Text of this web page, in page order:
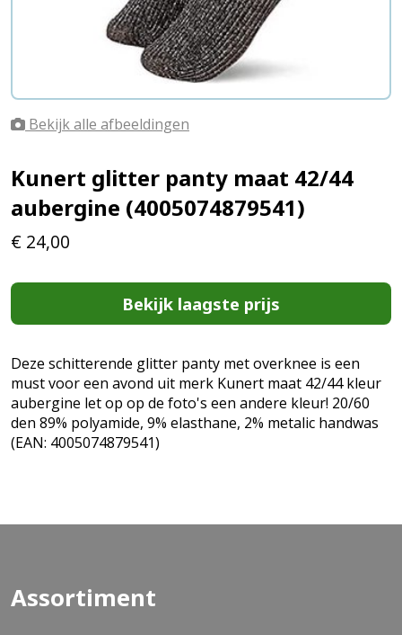
Bekijk alle afbeeldingen
Kunert glitter panty maat 42/44
aubergine (4005074879541)
€ 24,00
Bekijk laagste prijs
Deze schitterende glitter panty met overknee is een
must voor een avond uit merk Kunert maat 42/44 kleur
aubergine let op op de foto's een andere kleur! 20/60
den 89% polyamide, 9% elasthane, 2% metalic handwas
(EAN: 4005074879541)
Assortiment